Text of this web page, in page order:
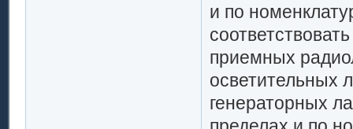
и по
приемных
осветительных
генераторных